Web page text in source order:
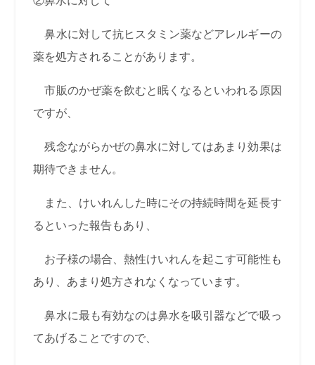
鼻水に対して抗ヒスタミン薬などアレルギーの
薬を処方されることがあります。
市販のかぜ薬を飲むと眠くなるといわれる原因
ですが、
残念ながらかぜの鼻水に対してはあまり効果は
期待できません。
また、けいれんした時にその持続時間を延長す
るといった報告もあり、
お子様の場合、熱性けいれんを起こす可能性も
あり、あまり処方されなくなっています。
鼻水に最も有効なのは鼻水を吸引器などで吸っ
てあげることですので、